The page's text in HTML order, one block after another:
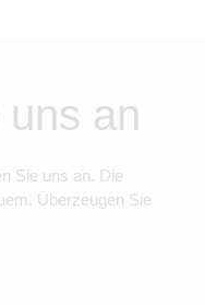
an
Sie uns an. Die
Überzeugen Sie